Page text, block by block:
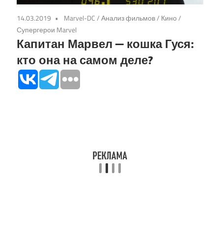
14.03.2019 Marvel-DC/Анализ фильмов/ Кино/
Супергерои Marvel
Капитан Марвел — кошка Гуся:
кто она на самом деле?